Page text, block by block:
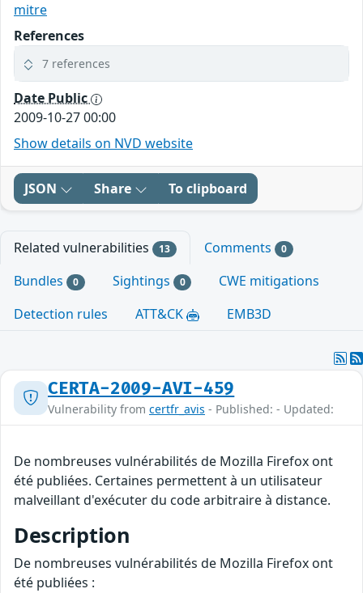
mitre
References
7 references
Date Public
2009-10-27 00:00
Show details on NVD website
JSON Share To clipboard
Related vulnerabilities 13 Comments 0
Bundles 0 Sightings 0
CWE mitigations
Detection rules
ATT&CK EMB3D
CERTA-2009-AVI-459
Vulnerability from certfr_avis - Published: - Updated:
De nombreuses vulnérabilités de Mozilla Firefox ont
été publiées. Certaines permettent à un utilisateur
malveillant d'exécuter du code arbitraire à distance.
Description
De nombreuses vulnérabilités de Mozilla Firefox ont
été publiées :